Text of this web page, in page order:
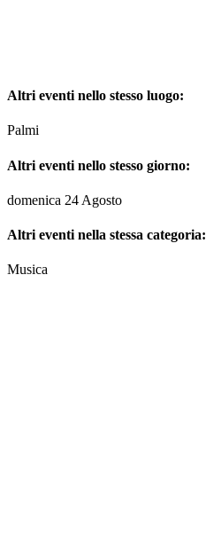
Altri eventi nello stesso luogo:
Palmi
Altri eventi nello stesso giorno:
domenica 24 Agosto
Altri eventi nella stessa categoria:
Musica